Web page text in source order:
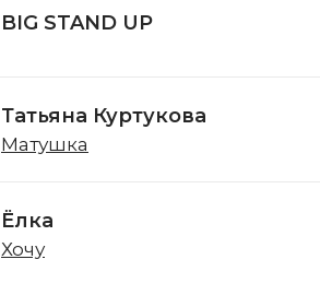
BIG STAND UP
Татьяна Куртукова
Матушка
Ёлка
Хочу